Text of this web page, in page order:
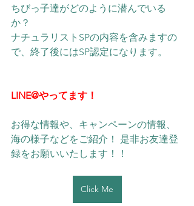
ちびっ子達がどのように潜んでいる
か？
​ナチュラリストSPの内容を含みますの
で、終了後にはSP認定になります。
LINE@やってます！
お得な情報や、キャンペーンの情報、
海の様子などをご紹介！ 是非お友達登
録をお願いいたします！！
Click Me